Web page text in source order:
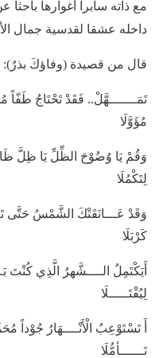
مع ذاته سابرا أغوارها باحثا
داخله عشقا لقدسية جمال
قال من قصيدة (وفاؤكَ بذرٌ):
تَمَـــــــهَّلْ.. فَقَدْ تَحْتَاجُ طَفّاً
مُؤَوَّلَا
وَقُمْ يَا وُضُوْحَ الظِّلِّ يَا ظِلَّ
لِتَكْمُلَا
وَقَدْ عَـــانَقَتْكَ الشَّمْسُ حَتَّى
كَرْبَلَا
أَيَكْتَمِلُ الــــشَّهرُ الَّذِي كُنْتَ
لِيُقْتَـــــلَا
أَ تَسْتَوْعِبُ الْأَنْــــهَارُ
تَــــــأمُّلَا